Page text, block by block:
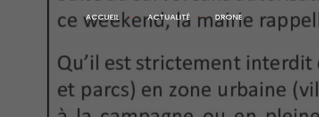
ACCUEIL ACTUALITÉ DRONE